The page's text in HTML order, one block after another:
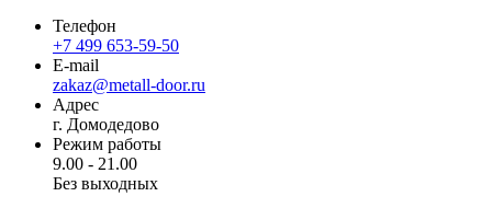
Телефон
+7 499 653-59-50
E-mail
zakaz@metall-door.ru
Адрес
г. Домодедово
Режим работы
9.00 - 21.00
Без выходных